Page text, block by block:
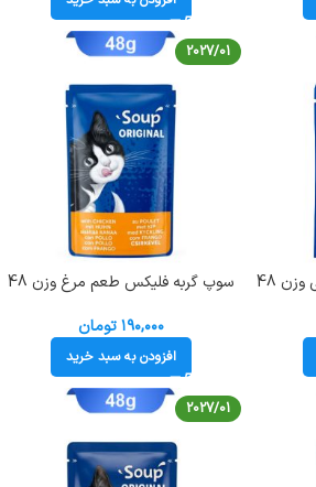
سوپ گربه فلیکس طعم ماهی وزن 48
2027/01
سوپ گربه فلیکس طعم مرغ وزن 48
۱۹۰,۰۰۰ تومان
افزودن به سبد خرید
2027/01